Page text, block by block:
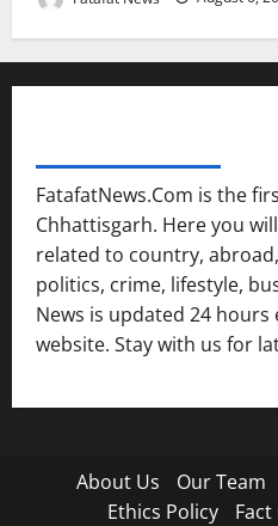
FatafatNews.Com is the
Chhattisgarh. Here you
related to country,
politics, crime, lifestyle,
News is updated 24
website. Stay with us for
About Us Our Team
Ethics Policy